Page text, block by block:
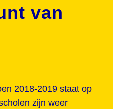
van
2018-2019 staat op
zijn weer